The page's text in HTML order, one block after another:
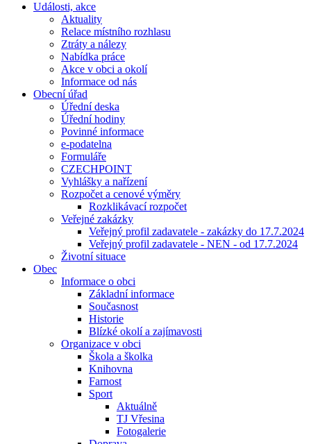
Události, akce
Aktuality
Relace místního rozhlasu
Ztráty a nálezy
Nabídka práce
Akce v obci a okolí
Informace od nás
Obecní úřad
Úřední deska
Úřední hodiny
Povinné informace
e-podatelna
Formuláře
CZECHPOINT
Vyhlášky a nařízení
Rozpočet a cenové výměry
Rozklikávací rozpočet
Veřejné zakázky
Veřejný profil zadavatele - zakázky do 17.7.2024
Veřejný profil zadavatele - NEN - od 17.7.2024
Životní situace
Obec
Informace o obci
Základní informace
Současnost
Historie
Blízké okolí a zajímavosti
Organizace v obci
Škola a školka
Knihovna
Farnost
Sport
Aktuálně
TJ Vřesina
Fotogalerie